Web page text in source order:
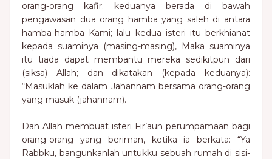
orang-orang kafir. keduanya berada di bawah
pengawasan dua orang hamba yang saleh di antara
hamba-hamba Kami; lalu kedua isteri itu berkhianat
kepada suaminya (masing-masing), Maka suaminya
itu tiada dapat membantu mereka sedikitpun dari
(siksa) Allah; dan dikatakan (kepada keduanya):
“Masuklah ke dalam Jahannam bersama orang-orang
yang masuk (jahannam).
Dan Allah membuat isteri Fir’aun perumpamaan bagi
orang-orang yang beriman, ketika ia berkata: “Ya
Rabbku, bangunkanlah untukku sebuah rumah di sisi-